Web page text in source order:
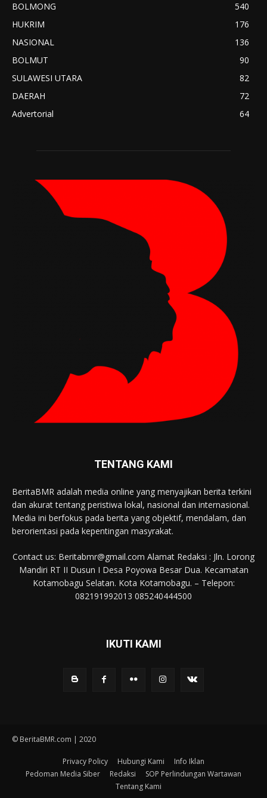
BOLMONG
540
HUKRIM
176
NASIONAL
136
BOLMUT
90
SULAWESI UTARA
82
DAERAH
72
Advertorial
64
TENTANG KAMI
BeritaBMR adalah media online yang menyajikan berita terkini
dan akurat tentang peristiwa lokal, nasional dan internasional.
Media ini berfokus pada berita yang objektif, mendalam, dan
berorientasi pada kepentingan masyrakat.
Contact us: Beritabmr@gmail.com Alamat Redaksi : Jln. Lorong
Mandiri RT II Dusun I Desa Poyowa Besar Dua. Kecamatan
Kotamobagu Selatan. Kota Kotamobagu. – Telepon:
082191992013 085240444500
IKUTI KAMI
© BeritaBMR.com | 2020
Privacy Policy Hubungi Kami
Info Iklan
Pedoman Media Siber
Redaksi
SOP Perlindungan Wartawan
Tentang Kami